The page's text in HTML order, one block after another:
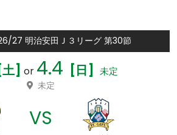
27 明治安田Ｊ３リーグ 第30節
[土] or 4.4 [日] 未定
未定
VS